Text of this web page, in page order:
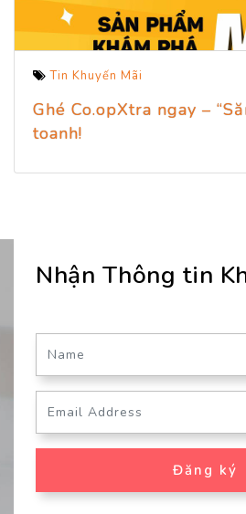
Tin Khuyến Mãi
Ghé Co.opXtra ngay –
toanh!
Nhận Thông tin
Đăng ký